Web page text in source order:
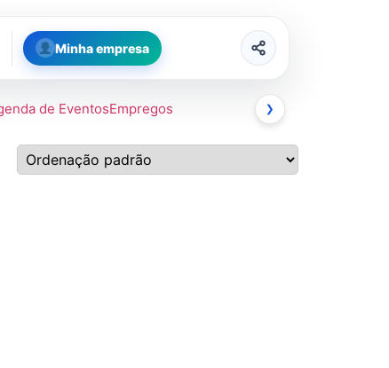
Minha empresa
de EventosEmpregos ❯